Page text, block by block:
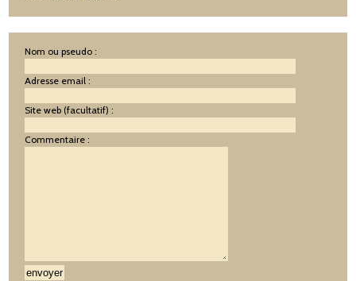
Nom ou pseudo :
Adresse email :
Site web (facultatif) :
Commentaire :